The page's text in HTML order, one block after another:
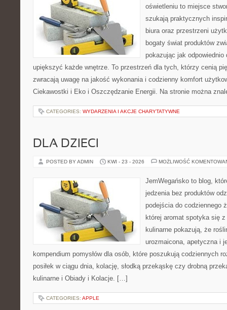
oświetleniu to miejsce
szukają praktycznych
biura oraz przestrzeni
bogaty świat produktów
pokazując jak odpowiednio
upiększyć każde wnętrze. To przestrzeń dla tych, którzy cenią
zwracają uwagę na jakość wykonania i codzienny komfort
Ciekawostki i Eko i Oszczędzanie Energii. Na stronie można
CATEGORIES: WYDARZENIA I AKCJE CHARYTATYWNE
DLA DZIECI
POSTED BY ADMIN KWI - 23 - 2026 MOŻLIWOŚĆ
JemWegańsko to blog,
jedzenia bez produktów
podejścia do codziennego
której aromat spotyka się
kulinarne pokazują, że
urozmaicona, apetyczna i
kompendium pomysłów dla osób, które poszukują codziennych
posiłek w ciągu dnia, kolację, słodką przekąskę czy drobną
kulinarne i Obiady i Kolacje. […]
CATEGORIES: APPLE